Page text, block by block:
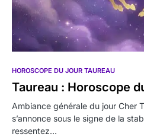
HOROSCOPE DU JOUR TAUREAU
Taureau : Horoscope
Ambiance générale du jour Cher
s’annonce sous le signe de la
ressentez…